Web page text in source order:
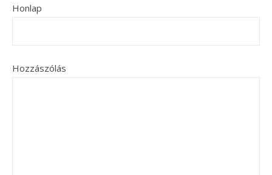
Honlap
Hozzászólás